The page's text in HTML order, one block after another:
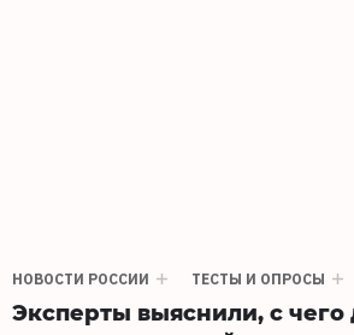
НОВОСТИ РОССИИ ТЕСТЫ И ОПРОСЫ
Эксперты выяснили, с чего